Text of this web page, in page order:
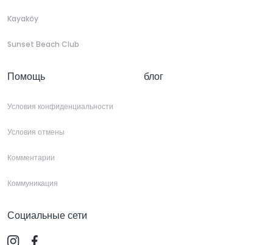
Kayaköy
Sunset Beach Club
Помощь
Условия конфиденциальности
Условия отмены
Комментарии
Коммуникация
блог
Социальные сети